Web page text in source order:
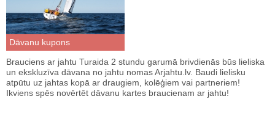
Dāvanu kupons
Brauciens ar jahtu Turaida 2 stundu garumā brivdienās būs lieliska
un ekskluzīva dāvana no jahtu nomas Arjahtu.lv. Baudi lielisku
atpūtu uz jahtas kopā ar draugiem, kolēģiem vai partneriem!
Ikviens spēs novērtēt dāvanu kartes braucienam ar jahtu!